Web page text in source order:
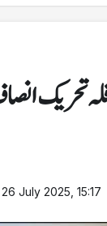
تحریک
26 July 2025, 15:17